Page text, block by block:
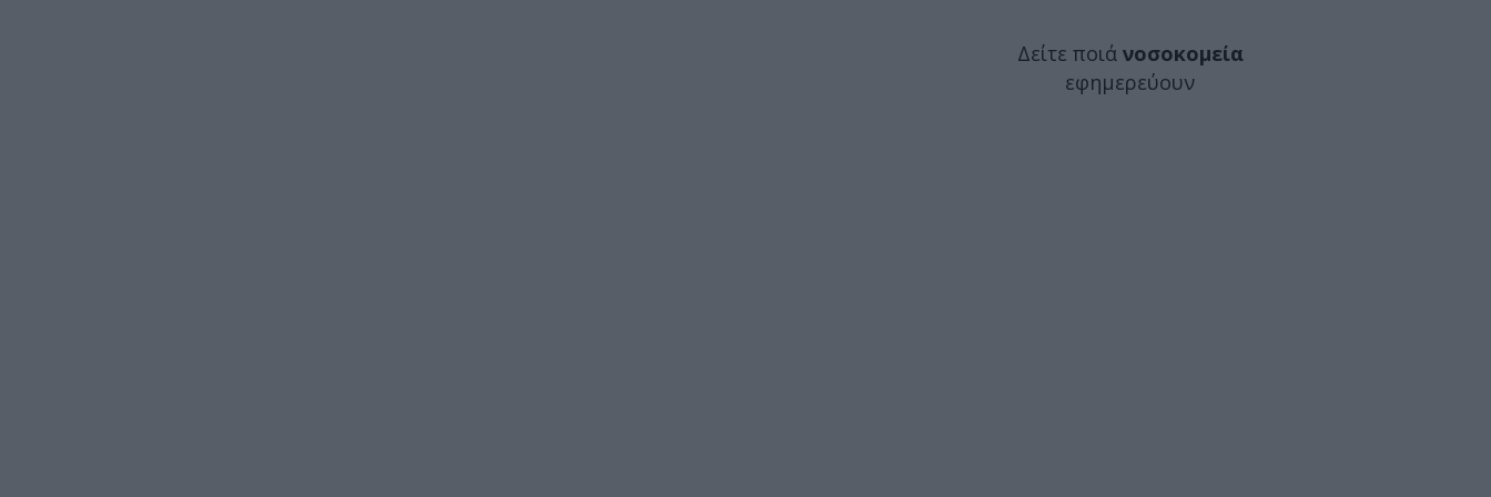
Δείτε ποιά νοσοκομεία
εφημερεύουν